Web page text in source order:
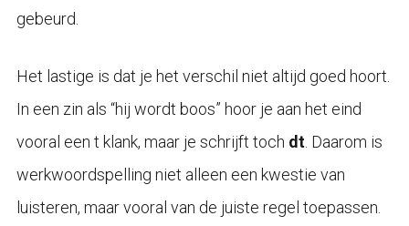
gebeurd.
Het lastige is dat je het verschil niet altijd goed hoort.
In een zin als “hij wordt boos” hoor je aan het eind
vooral een t klank, maar je schrijft toch dt. Daarom is
werkwoordspelling niet alleen een kwestie van
luisteren, maar vooral van de juiste regel toepassen.